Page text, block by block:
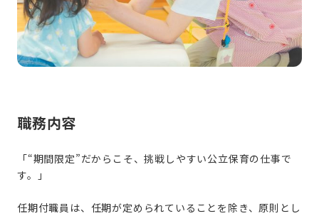
職務内容
「“期間限定”だからこそ、挑戦しやすい公立保育の仕事で
す。」
任期付職員は、任期が定められていることを除き、原則とし